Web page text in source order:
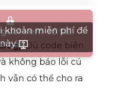
xem có tài
khoản miễn phí để
: Dù code biên
không báo lỗi cú
vẫn có thể cho ra